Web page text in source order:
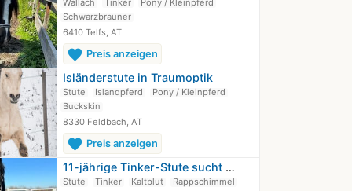
Wallach Tinker
Pony / Kleinpferd
Schwarzbrauner
6410 Telfs, AT
favorite Preis anzeigen
Isländerstute in Traumoptik
Stute Islandpferd
Pony / Kleinpferd
Buckskin
8330 Feldbach, AT
favorite Preis anzeigen
11-jährige Tinker-Stute sucht ihr…
Stute Tinker Kaltblut
Rappschimmel